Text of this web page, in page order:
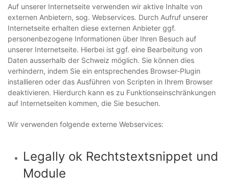
Auf unserer Internetseite verwenden wir aktive Inhalte von
externen Anbietern, sog. Webservices. Durch Aufruf unserer
Internetseite erhalten diese externen Anbieter ggf.
personenbezogene Informationen über Ihren Besuch auf
unserer Internetseite. Hierbei ist ggf. eine Bearbeitung von
Daten ausserhalb der Schweiz möglich. Sie können dies
verhindern, indem Sie ein entsprechendes Browser-Plugin
installieren oder das Ausführen von Scripten in Ihrem Browser
deaktivieren. Hierdurch kann es zu Funktionseinschränkungen
auf Internetseiten kommen, die Sie besuchen.
Wir verwenden folgende externe Webservices:
Legally ok Rechtstextsnippet und
Module